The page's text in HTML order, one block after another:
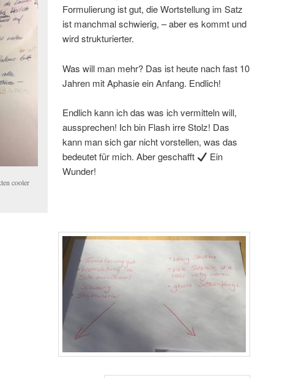
cooler
Formulierung ist gut, die Wortstellung im Satz
ist manchmal schwierig, – aber es kommt und
wird strukturierter.
Was will man mehr? Das ist heute nach fast 10
Jahren mit Aphasie ein Anfang. Endlich!
Endlich kann ich das was ich vermitteln will,
aussprechen! Ich bin Flash irre Stolz! Das
kann man sich gar nicht vorstellen, was das
bedeutet für mich. Aber geschafft
Ein
Wunder!